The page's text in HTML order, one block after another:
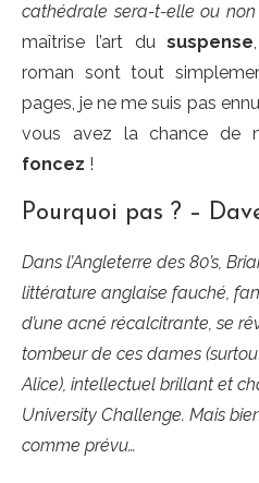
cathédrale sera-t-elle ou non
maîtrise l’art du suspense
roman sont tout
pages, je ne me suis pas
vous avez la chance de
foncez !
Pourquoi pas ? –
Dans l’Angleterre des 80’s,
littérature anglaise fauché,
d’une acné récalcitrante, se
tombeur de ces dames
Alice), intellectuel brillant et
University Challenge. Mais
comme prévu…